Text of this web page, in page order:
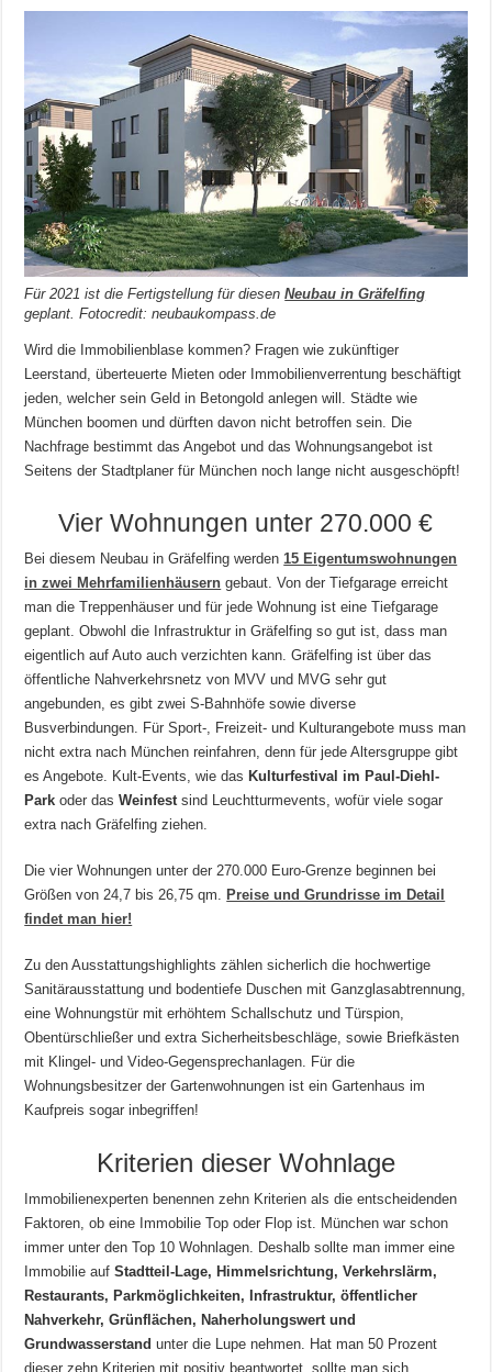
Für 2021 ist die Fertigstellung für diesenNeubau in Gräfelfing
geplant. Fotocredit: neubaukompass.de
Wird die Immobilienblase kommen? Fragen wie zukünftiger
Leerstand, überteuerte Mieten oder Immobilienverrentung beschäftigt
jeden, welcher sein Geld in Betongold anlegen will. Städte wie
München boomen und dürften davon nicht betroffen sein. Die
Nachfrage bestimmt das Angebot und das Wohnungsangebot ist
Seitens der Stadtplaner für München noch lange nicht ausgeschöpft!
Vier Wohnungen unter 270.000 €
Bei diesem Neubau in Gräfelfing werden 15 Eigentumswohnungen
in zwei Mehrfamilienhäusern gebaut. Von der Tiefgarage erreicht
man die Treppenhäuser und für jede Wohnung ist eine Tiefgarage
geplant. Obwohl die Infrastruktur in Gräfelfing so gut ist, dass man
eigentlich auf Auto auch verzichten kann. Gräfelfing ist über das
öffentliche Nahverkehrsnetz von MVV und MVG sehr gut
angebunden, es gibt zwei S-Bahnhöfe sowie diverse
Busverbindungen. Für Sport-, Freizeit- und Kulturangebote muss man
nicht extra nach München reinfahren, denn für jede Altersgruppe gibt
es Angebote. Kult-Events, wie dasKulturfestival im Paul-Diehl-
Park oder dasWeinfestsind Leuchtturmevents, wofür viele sogar
extra nach Gräfelfing ziehen.
Die vier Wohnungen unter der 270.000 Euro-Grenze beginnen bei
Größen von 24,7 bis 26,75 qm.Preise und Grundrisse im Detail
findet man hier!
Zu den Ausstattungshighlights zählen sicherlich die hochwertige
Sanitärausstattung und bodentiefe Duschen mit Ganzglasabtrennung,
eine Wohnungstür mit erhöhtem Schallschutz und Türspion,
Obentürschließer und extra Sicherheitsbeschläge, sowie Briefkästen
mit Klingel- und Video-Gegensprechanlagen. Für die
Wohnungsbesitzer der Gartenwohnungen ist ein Gartenhaus im
Kaufpreis sogar inbegriffen!
Kriterien dieser Wohnlage
Immobilienexperten benennen zehn Kriterien als die entscheidenden
Faktoren, ob eine Immobilie Top oder Flop ist. München war schon
immer unter den Top 10 Wohnlagen. Deshalb sollte man immer eine
Immobilie aufStadtteil-Lage, Himmelsrichtung, Verkehrslärm,
Restaurants, Parkmöglichkeiten, Infrastruktur, öffentlicher
Nahverkehr, Grünflächen, Naherholungswert und
Grundwasserstandunter die Lupe nehmen. Hat man 50 Prozent
dieser zehn Kriterien mit positiv beantwortet, sollte man sich